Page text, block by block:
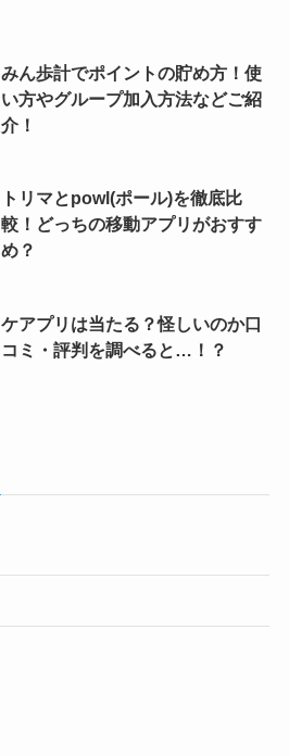
みん歩計でポイントの貯め方！使
い方やグループ加入方法などご紹
介！
トリマとpowl(ポール)を徹底比
較！どっちの移動アプリがおすす
め？
ケアプリは当たる？怪しいのか口
コミ・評判を調べると…！？